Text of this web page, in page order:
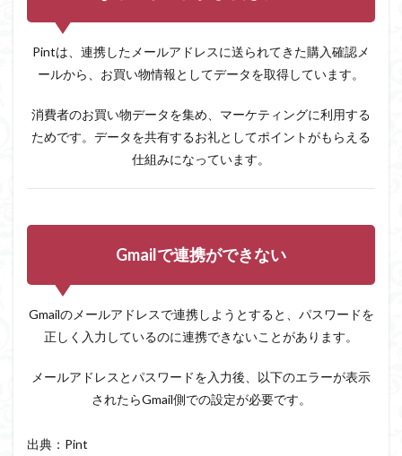
Pintは、連携したメールアドレスに送られてきた購入確認メ
ールから、お買い物情報としてデータを取得しています。
消費者のお買い物データを集め、マーケティングに利用する
ためです。データを共有するお礼としてポイントがもらえる
仕組みになっています。
Gmailで連携ができない
Gmailのメールアドレスで連携しようとすると、パスワードを
正しく入力しているのに連携できないことがあります。
メールアドレスとパスワードを入力後、以下のエラーが表示
されたらGmail側での設定が必要です。
出典：Pint